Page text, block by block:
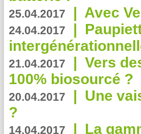
25.04.2017 | Avec
24.04.2017 |
21.04.2017 | Vers
100% biosourcé ?
20.04.2017 | Une
?
14.04.2017 | La